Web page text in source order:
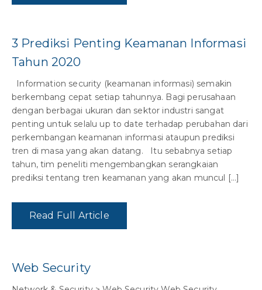
3 Prediksi Penting Keamanan Informasi
Tahun 2020
Information security (keamanan informasi) semakin
berkembang cepat setiap tahunnya. Bagi perusahaan
dengan berbagai ukuran dan sektor industri sangat
penting untuk selalu up to date terhadap perubahan dari
perkembangan keamanan informasi ataupun prediksi
tren di masa yang akan datang. Itu sebabnya setiap
tahun, tim peneliti mengembangkan serangkaian
prediksi tentang tren keamanan yang akan muncul […]
Read Full Article
Web Security